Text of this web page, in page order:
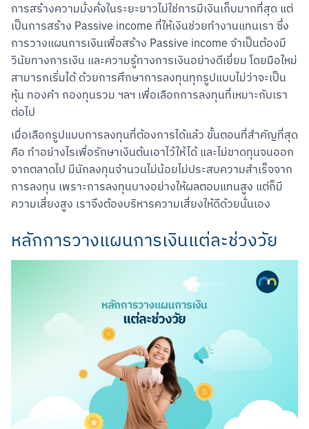
Scan to Download
การสร้างความมั่งคั่งในระยะยาวไม่ใช่การมีเงินเก็บมากที่สุด แต่
เป็นการสร้าง Passive income ที่ให้เงินช่วยทำงานแทนเรา ซึ่ง
การวางแผนการเงินเพื่อสร้าง Passive income จำเป็นต้องมี
วินัยทางการเงิน และความรู้ทางการเงินอย่างดีเยี่ยม โดยมือใหม่
สามารถเริ่มได้ ด้วยการศึกษาการลงทุนทุกรูปแบบไม่ว่าจะเป็น
หุ้น ทองคำ กองทุนรวม ฯลฯ เพื่อเลือกการลงทุนที่เหมาะกับเรา
ต่อไป
เมื่อเลือกรูปแบบการลงทุนที่ต้องการได้แล้ว ขั้นตอนที่สำคัญที่สุด
คือ ทำอย่างไรเพื่อรักษาเงินต้นเอาไว้ให้ได้ และไม่ขาดทุนจนออก
จากตลาดไป มีนักลงทุนจำนวนไม่น้อยไม่ประสบความสำเร็จจาก
การลงทุน เพราะการลงทุนบางอย่างให้ผลตอบแทนสูง แต่ก็มี
ความเสี่ยงสูง เราจึงต้องบริหารความเสี่ยงให้ดีด้วยนั่นเอง
หลักการวางแผนการเงินแต่ละช่วงวัย